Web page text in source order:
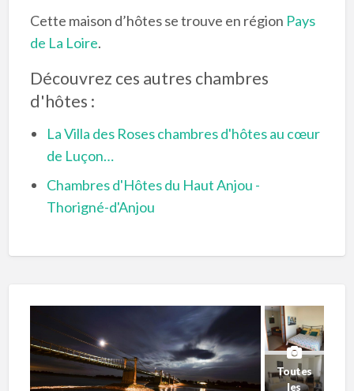
Cette maison d’hôtes se trouve en région Pays
de La Loire.
Découvrez ces autres chambres
d'hôtes :
La Villa des Roses chambres d'hôtes au cœur
de Luçon…
Chambres d'Hôtes du Haut Anjou -
Thorigné-d'Anjou
Toutes
les